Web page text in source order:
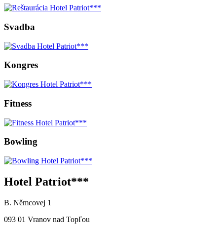
Svadba
Kongres
Fitness
Bowling
Hotel Patriot***
B. Němcovej 1
093 01 Vranov nad Topľou